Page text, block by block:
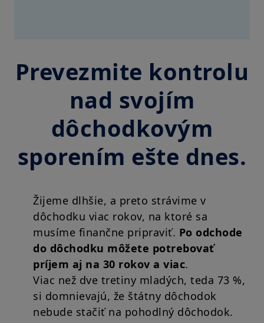
Prevezmite kontrolu
nad svojím
dôchodkovým
sporením ešte dnes.
Žijeme dlhšie, a preto strávime v
dôchodku viac rokov, na ktoré sa
musíme finančne pripraviť. Po odchode
do dôchodku môžete potrebovať
príjem aj na 30 rokov a viac.
Viac než dve tretiny mladých, teda 73 %,
si domnievajú, že štátny dôchodok
nebude stačiť na pohodlný dôchodok.